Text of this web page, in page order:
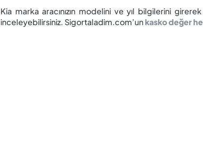
Kia marka aracınızın modelini ve yıl bilgilerini
inceleyebilirsiniz. Sigortaladim.com’unkasko değer